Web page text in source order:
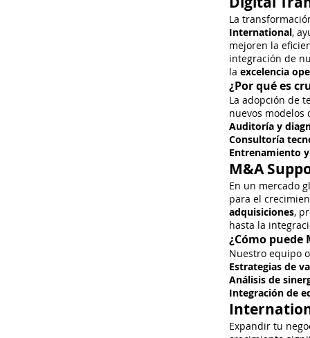
La
International,
mejoren la
integración de
la excelencia
¿Por qué es
La adopción de
nuevos modelos
Auditoría y
Consultoría
Entrenamiento
M&A
En un mercado
para el
adquisiciones,
hasta la
¿Cómo puede
Nuestro equipo
Estrategias de
Análisis de
Integración de
Expandir tu